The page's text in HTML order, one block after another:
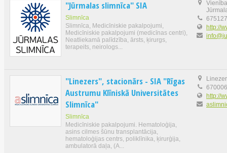
"Jūrmalas slimnīca" SIA
Slimnīca
Slimnīca, Medicīniskie pakalpojumi,
Medicīniskie pakalpojumi (medicīnas centri),
Neatliekamā palīdzība, ārsts, ķirurgs,
terapeits, neirologs...
http://
"Linezers", stacionārs - SIA "Rīgas
Austrumu Klīniskā Universitātes
Slimnīca"
Slimnīca
Medicīniskie pakalpojumi. Hematoloģija,
asins cilmes šūnu transplantācija,
hematoloģijas centrs, poliklīnika, ķirurģija,
ambulatorā daļa, (A...
http://